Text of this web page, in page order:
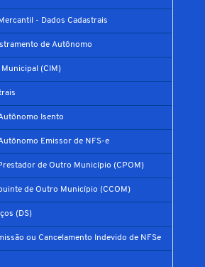
- Dados Cadastrais
de Autônomo
(CIM)
Isento
Emissor de NFS-e
de Outro Município (CPOM)
de Outro Município (CCOM)
(DS)
ou Cancelamento Indevido de NFSe